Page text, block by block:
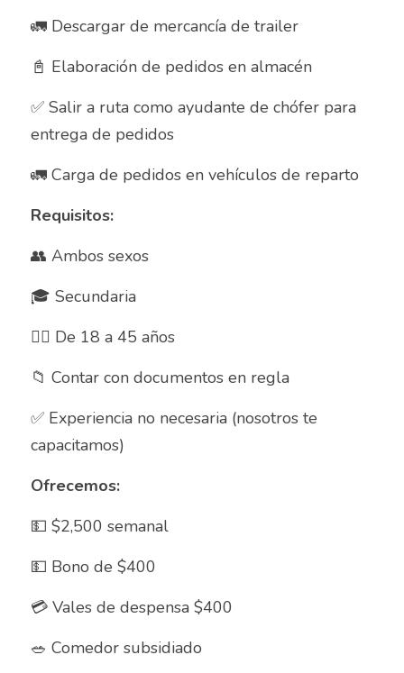
Almacenista Cajero
Almacenistas
Analista de Inventarios
Asesor de Ventas
Asesor de Venta y Gerente de Sucursal
Asesor digital
Asesores Inmobiliarios
ASESOR INMOBILIARIO
Auditor
Publica tu vacante
🚛 Descargar de mercancía de trailer
📓 Elaboración de pedidos en almacén
✅ Salir a ruta como ayudante de chófer para
entrega de pedidos
🚛 Carga de pedidos en vehículos de reparto
Requisitos:
👥 Ambos sexos
🎓 Secundaria
👉🏽 De 18 a 45 años
📁 Contar con documentos en regla
✅ Experiencia no necesaria (nosotros te
capacitamos)
Ofrecemos:
💵 Bono de $400
💳 Vales de despensa $400
🥗 Comedor subsidiado